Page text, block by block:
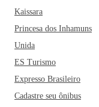
Kaissara
Princesa dos Inhamuns
Unida
ES Turismo
Expresso Brasileiro
Cadastre seu ônibus